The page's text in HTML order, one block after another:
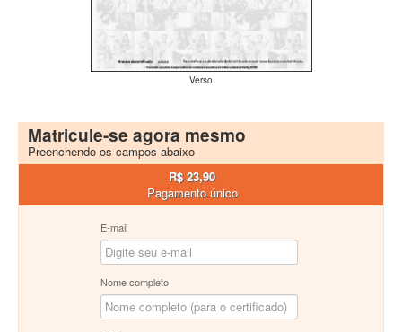
Verso
Matricule-se agora mesmo
Preenchendo os campos abaixo
R$ 23,90
Pagamento único
E-mail
Nome completo